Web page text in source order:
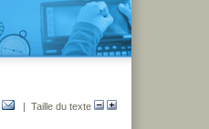
| Taille du texte